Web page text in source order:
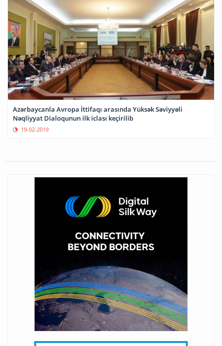
Azərbaycanla Avropa İttifaqı arasında Yüksək Səviyyəli
Nəqliyyat Dialoqunun ilk iclası keçirilib
19-02-2019